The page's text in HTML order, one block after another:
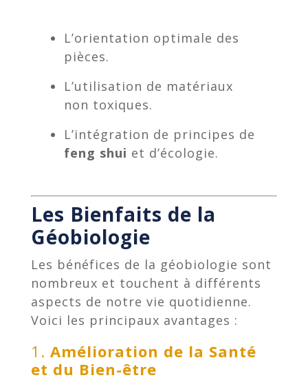
L’orientation optimale des
pièces.
L’utilisation de matériaux
non toxiques.
L’intégration de principes de
feng shui et d’écologie.
Les Bienfaits de la
Géobiologie
Les bénéfices de la géobiologie sont
nombreux et touchent à différents
aspects de notre vie quotidienne.
Voici les principaux avantages :
1. Amélioration de la Santé
et du Bien-être